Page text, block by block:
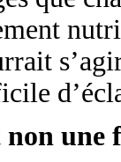
une